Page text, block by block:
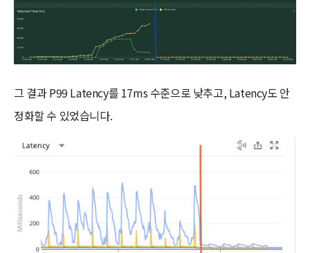
그 결과 P99 Latency를 17ms 수준으로 낮추고, Latency도 안
정화할 수 있었습니다.